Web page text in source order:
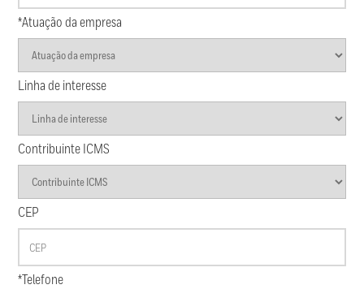
*Atuação da empresa
Linha de interesse
Contribuinte ICMS
CEP
*Telefone